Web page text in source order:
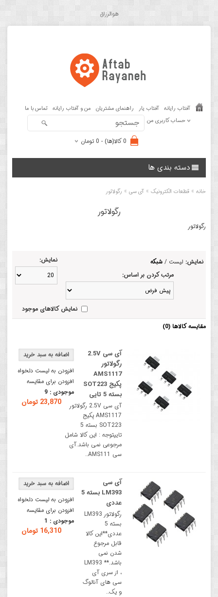
هوالرزاق
آفتاب رایانه آفتاب یار راهنمای مشتریان من و آفتاب رایانه تماس با ما
حساب کاربری من
0 کالا(ها) - 0 تومان
دسته بندی ها
خانه » قطعات الکترونیک » آی سی » رگولاتور
رگولاتور
رگولاتور
نمایش: لیست / شبکه
نمایش:
مرتب کردن بر اساس:
نمایش کالاهای موجود
مقایسه کالاها (0)
افزودن به لیست دلخواه
افزودن برای مقایسه
موجودی : 9
23,870 تومان
آی سی 2.5V
رگولاتور
AMS1117
پکیج SOT223
بسته 5 تایی
آی سی 2.5V رگولاتور
AMS1117 پکیج
SOT223 بسته 5
تاییتوجه : این کالا شامل
مرجوعی نمی باشد.آی
سی AMS111..
افزودن به لیست دلخواه
افزودن برای مقایسه
موجودی : 1
16,310 تومان
آی سی
LM393 بسته 5
عددی
رگولاتور LM393
بسته 5
عددی**این کالا
قابل مرجوع
شدن نمی
باشد.** LM393
، از سری آی
سی های آنالوگ
و یک..